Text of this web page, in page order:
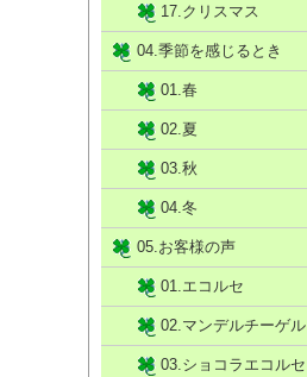
17.クリスマス
04.季節を感じるとき
01.春
02.夏
03.秋
04.冬
05.お客様の声
01.エコルセ
02.マンデルチーゲル
03.ショコラエコルセ